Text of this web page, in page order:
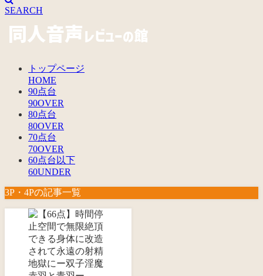
SEARCH
トップページ
HOME
90点台
90OVER
80点台
80OVER
70点台
70OVER
60点台以下
60UNDER
3P・4Pの記事一覧